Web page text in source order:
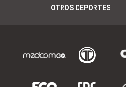
OTROS DEPORTES